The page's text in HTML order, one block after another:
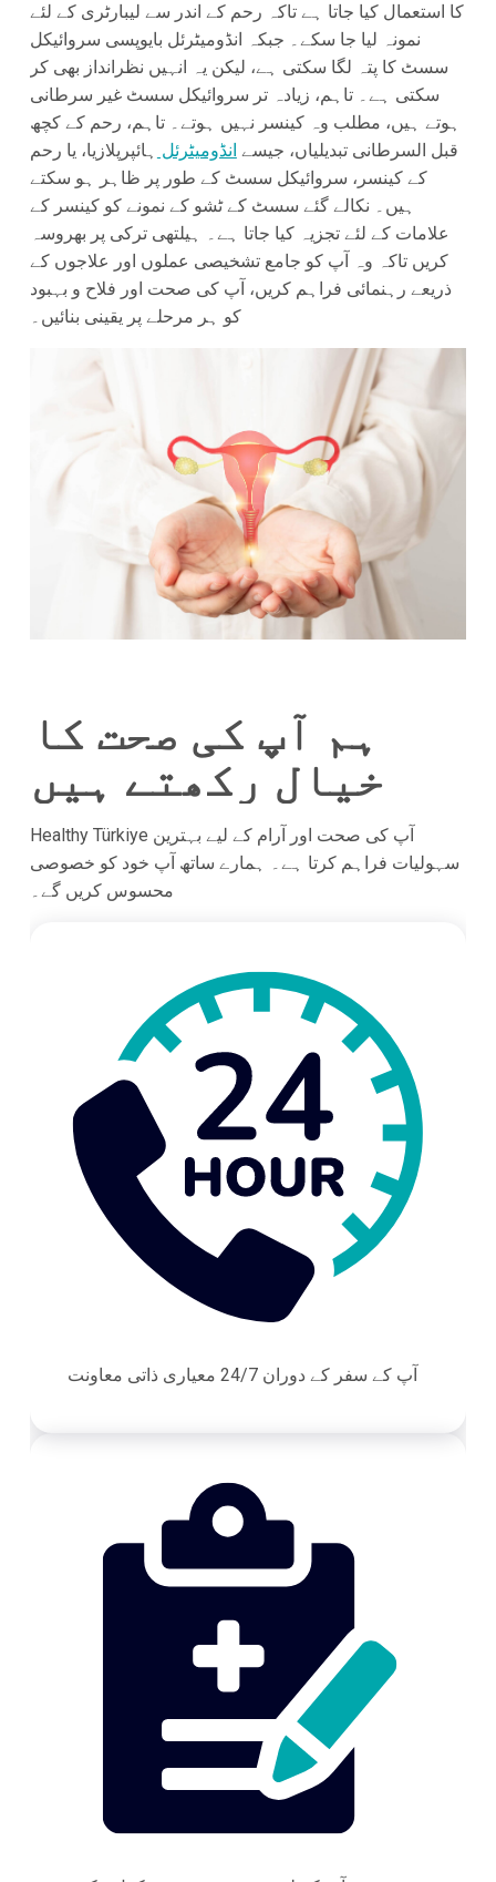
کا استعمال کیا جاتا ہے تاکہ رحم کے اندر سے لیبارٹری کے لئے
نمونہ لیا جا سکے۔ جبکہ انڈومیٹرئل بایوپسی سروائیکل
سسٹ کا پتہ لگا سکتی ہے، لیکن یہ انہیں نظرانداز بھی کر
سکتی ہے۔ تاہم، زیادہ تر سروائیکل سسٹ غیر سرطانی
ہوتے ہیں، مطلب وہ کینسر نہیں ہوتے۔ تاہم، رحم کے کچھ
قبل السرطانی تبدیلیاں، جیسے انڈومیٹرئل ہائپرپلازیا، یا رحم
کے کینسر، سروائیکل سسٹ کے طور پر ظاہر ہو سکتے
ہیں۔ نکالے گئے سسٹ کے ٹشو کے نمونے کو کینسر کے
علامات کے لئے تجزیہ کیا جاتا ہے۔ ہیلتھی ترکی پر بھروسہ
کریں تاکہ وہ آپ کو جامع تشخیصی عملوں اور علاجوں کے
ذریعے رہنمائی فراہم کریں، آپ کی صحت اور فلاح و بہبود
کو ہر مرحلے پر یقینی بنائیں۔
ہم آپ کی صحت کا
خیال رکھتے ہیں
Healthy Türkiye آپ کی صحت اور آرام کے لیے بہترین
سہولیات فراہم کرتا ہے۔ ہمارے ساتھ آپ خود کو خصوصی
محسوس کریں گے۔
آپ کے سفر کے دوران 24/7 معیاری ذاتی معاونت